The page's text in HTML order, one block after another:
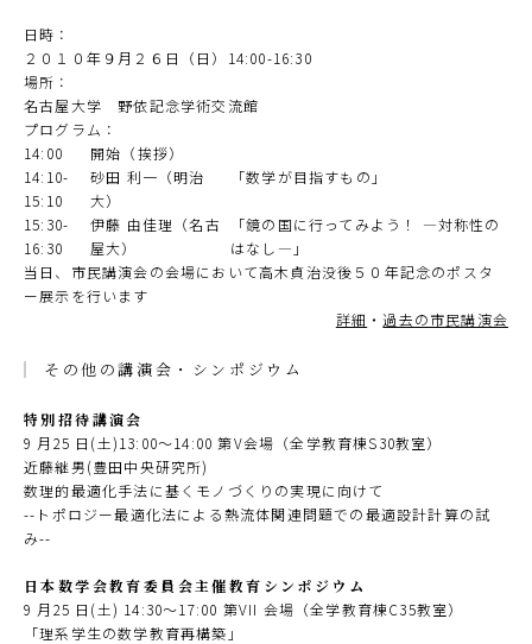
日時：
２０１０年９月２６日（日）14:00-16:30
場所：
名古屋大学 野依記念学術交流館
プログラム：
14:00
開始（挨拶）
14:10-
15:10
砂田 利一（明治
大）
「数学が目指すもの」
15:30-
16:30
伊藤 由佳理（名古
屋大）
「鏡の国に行ってみよう！ ―対称性の
はなし―」
当日、市民講演会の会場において高木貞治没後５０年記念のポスタ
ー展示を行います
詳細 ・過去の市民講演会
その他の講演会・シンポジウム
特別招待講演会
9 月25 日(土)13:00～14:00 第V会場（全学教育棟S30教室）
近藤継男(豊田中央研究所)
数理的最適化手法に基くモノづくりの実現に向けて
--トポロジー最適化法による熱流体関連問題での最適設計計算の試
み--
日本数学会教育委員会主催教育シンポジウム
9 月25 日(土) 14:30～17:00 第VII 会場（全学教育棟C35教室）
「理系学生の数学教育再構築」